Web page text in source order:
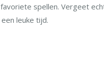
spellen. Vergeet
leuke tijd.